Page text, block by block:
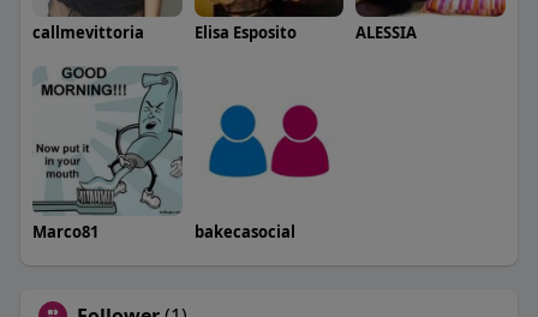
callmevittoria Elisa Esposito ALESSIA
Marco81 bakecasocial